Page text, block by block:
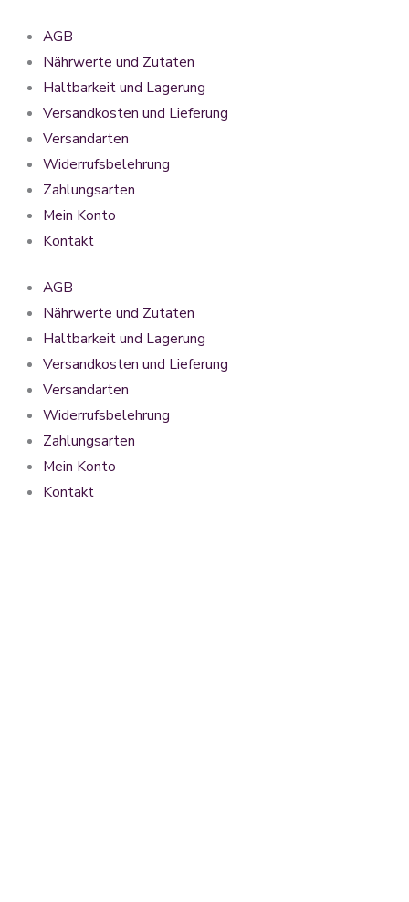
AGB
Nährwerte und Zutaten
Haltbarkeit und Lagerung
Versandkosten und Lieferung
Versandarten
Widerrufsbelehrung
Zahlungsarten
Mein Konto
Kontakt
AGB
Nährwerte und Zutaten
Haltbarkeit und Lagerung
Versandkosten und Lieferung
Versandarten
Widerrufsbelehrung
Zahlungsarten
Mein Konto
Kontakt